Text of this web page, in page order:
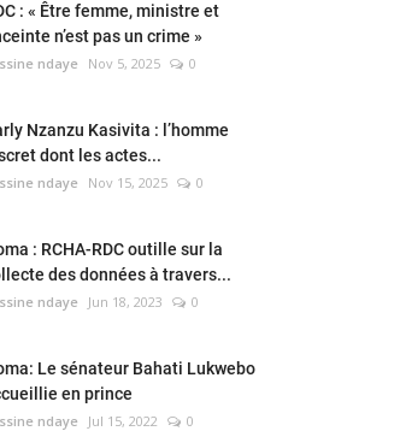
: « Être femme, ministre et
n’est pas un crime »
ndaye Nov 5, 2025 0
Nzanzu Kasivita : l’homme
dont les actes...
ndaye Nov 15, 2025 0
: RCHA-RDC outille sur la
des données à travers...
ndaye Jun 18, 2023 0
Le sénateur Bahati Lukwebo
en prince
ndaye Jul 15, 2022 0